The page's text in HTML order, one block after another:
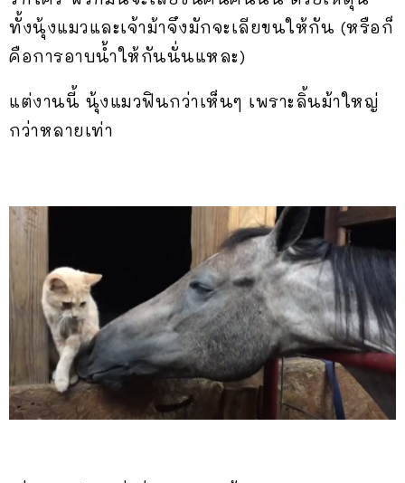
ทั้งนุ้งแมวและเจ้าม้าจึงมักจะเลียขนให้กัน (หรือก็
คือการอาบน้ำให้กันนั่นแหละ)
แต่งานนี้ นุ้งแมวฟินกว่าเห็นๆ เพราะลิ้นม้าใหญ่
กว่าหลายเท่า